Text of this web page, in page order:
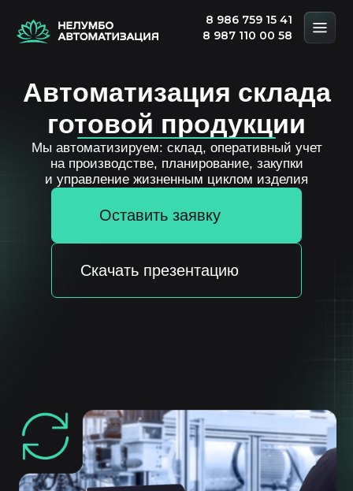
8 986 759 15 41
8 987 110 00 58
готовой продукции
Мы автоматизируем: склад, оперативный учет
на производстве, планирование, закупки
и управление жизненным циклом изделия
Оставить заявку